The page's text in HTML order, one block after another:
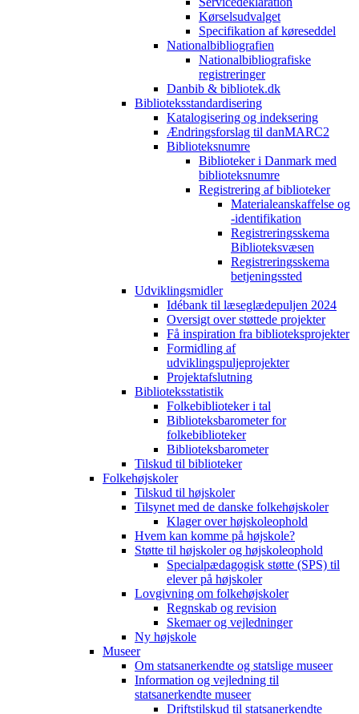
Kørselsudvalget
Specifikation af køreseddel
Nationalbibliografien
Nationalbibliografiske
registreringer
Danbib & bibliotek.dk
Biblioteksstandardisering
Katalogisering og indeksering
Ændringsforslag til danMARC2
Biblioteksnumre
Biblioteker i Danmark med
biblioteksnumre
Registrering af biblioteker
Materialeanskaffelse og
-identifikation
Registreringsskema
Biblioteksvæsen
Registreringsskema
betjeningssted
Udviklingsmidler
Idébank til læseglædepuljen 2024
Oversigt over støttede projekter
Få inspiration fra biblioteksprojekter
Formidling af
udviklingspuljeprojekter
Projektafslutning
Biblioteksstatistik
Folkebiblioteker i tal
Biblioteksbarometer for
folkebiblioteker
Biblioteksbarometer
Tilskud til biblioteker
Folkehøjskoler
Tilskud til højskoler
Tilsynet med de danske folkehøjskoler
Klager over højskoleophold
Hvem kan komme på højskole?
Støtte til højskoler og højskoleophold
Specialpædagogisk støtte (SPS) til
elever på højskoler
Lovgivning om folkehøjskoler
Regnskab og revision
Skemaer og vejledninger
Ny højskole
Museer
Om statsanerkendte og statslige museer
Information og vejledning til
statsanerkendte museer
Driftstilskud til statsanerkendte